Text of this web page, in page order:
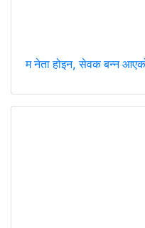
म नेता होइन, सेवक बन्न